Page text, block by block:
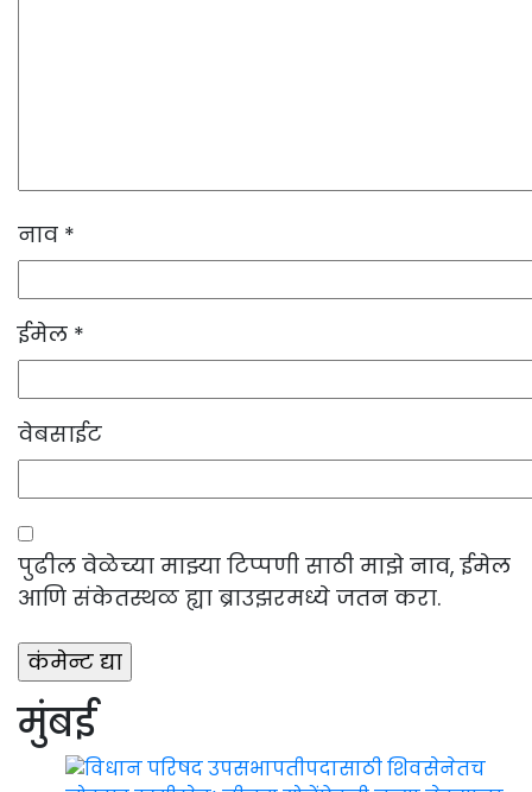
नाव *
ईमेल *
वेबसाईट
पुढील वेळेच्या माझ्या टिप्पणी साठी माझे नाव, ईमेल
आणि संकेतस्थळ ह्या ब्राउझरमध्ये जतन करा.
मुंबई